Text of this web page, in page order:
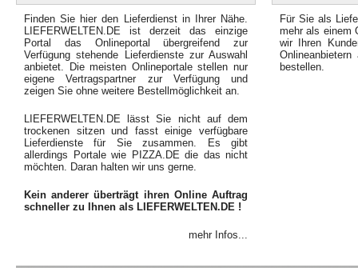
Finden Sie hier den Lieferdienst in Ihrer Nähe.
LIEFERWELTEN.DE ist derzeit das einzige
Portal das Onlineportal übergreifend zur
Verfügung stehende Lieferdienste zur Auswahl
anbietet. Die meisten Onlineportale stellen nur
eigene Vertragspartner zur Verfügung und
zeigen Sie ohne weitere Bestellmöglichkeit an.
LIEFERWELTEN.DE lässt Sie nicht auf dem
trockenen sitzen und fasst einige verfügbare
Lieferdienste für Sie zusammen. Es gibt
allerdings Portale wie PIZZA.DE die das nicht
möchten. Daran halten wir uns gerne.
Kein anderer überträgt ihren Online Auftrag
schneller zu Ihnen als LIEFERWELTEN.DE !
mehr Infos...
Für Sie als
mehr als einem
wir Ihren
bestellen.